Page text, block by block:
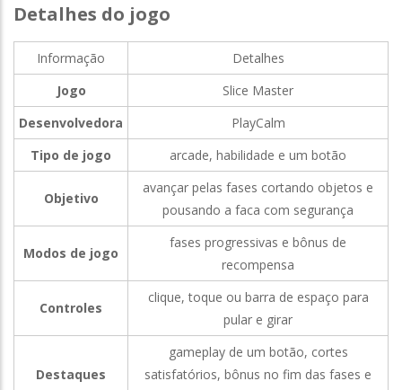
Detalhes do jogo
Informação
Detalhes
Jogo
Slice Master
Desenvolvedora
PlayCalm
Tipo de jogo
arcade, habilidade e um botão
Objetivo
avançar pelas fases cortando objetos e
pousando a faca com segurança
Modos de jogo
fases progressivas e bônus de
recompensa
Controles
clique, toque ou barra de espaço para
pular e girar
Destaques
gameplay de um botão, cortes
satisfatórios, bônus no fim das fases e